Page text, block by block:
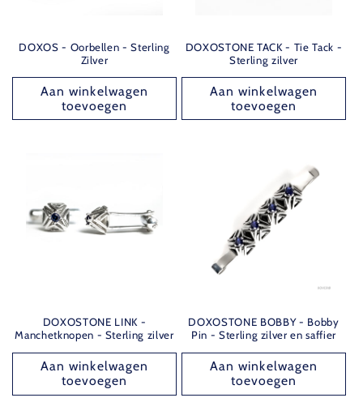
DOXOS - Oorbellen - Sterling
Zilver
Aan winkelwagen
toevoegen
DOXOSTONE TACK - Tie Tack -
Sterling zilver
Aan winkelwagen
toevoegen
DOXOSTONE LINK -
Manchetknopen - Sterling zilver
Aan winkelwagen
toevoegen
DOXOSTONE BOBBY - Bobby
Pin - Sterling zilver en saffier
Aan winkelwagen
toevoegen